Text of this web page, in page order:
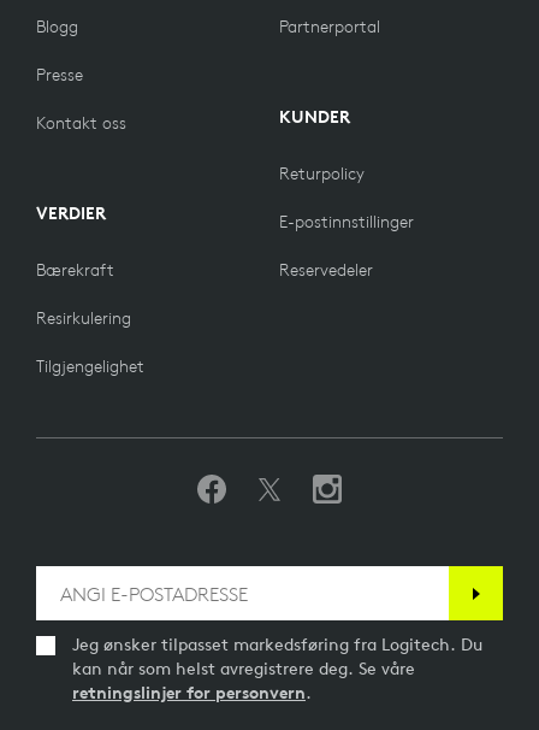
Blogg
Presse
Kontakt oss
VERDIER
Bærekraft
Resirkulering
Tilgjengelighet
Partnerportal
KUNDER
Returpolicy
E-postinnstillinger
Reservedeler
Jeg ønsker tilpasset markedsføring fra Logitech. Du
kan når som helst avregistrere deg. Se våre
retningslinjer for personvern.